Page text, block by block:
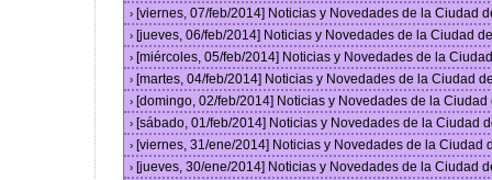
› [viernes, 07/feb/2014] Noticias y Novedades de la Ciudad
› [jueves, 06/feb/2014] Noticias y Novedades de la Ciudad
› [miércoles, 05/feb/2014] Noticias y Novedades de la
› [martes, 04/feb/2014] Noticias y Novedades de la Ciudad
› [domingo, 02/feb/2014] Noticias y Novedades de la
› [sábado, 01/feb/2014] Noticias y Novedades de la Ciudad
› [viernes, 31/ene/2014] Noticias y Novedades de la Ciudad
› [jueves, 30/ene/2014] Noticias y Novedades de la Ciudad